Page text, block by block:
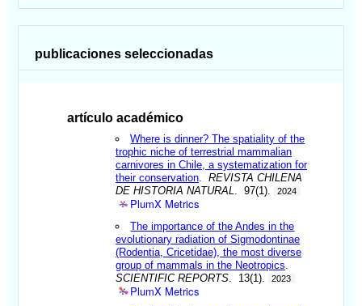
publicaciones seleccionadas
artículo académico
Where is dinner? The spatiality of the
trophic niche of terrestrial mammalian
carnivores in Chile, a systematization for
their conservation .REVISTA CHILENA
DE HISTORIA NATURAL
. 97(1). 2024
PlumX Metrics
The importance of the Andes in the
evolutionary radiation of Sigmodontinae
(Rodentia, Cricetidae), the most diverse
group of mammals in the Neotropics
SCIENTIFIC REPORTS . 13(1). 2023
PlumX Metrics